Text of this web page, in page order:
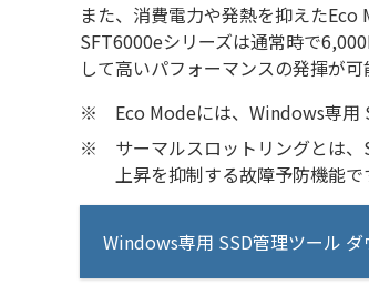
また、消費電力や発熱を抑えた
SFT6000eシリーズは通常時で
して高いパフォーマンスの発揮が可
※
Eco Modeには、Windows専用
※
サーマルスロットリングとは
上昇を抑制する故障予防機能で
Windows専用 SSD管理ツール ダ